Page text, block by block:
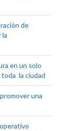
de
la
en un solo
toda la ciudad
una